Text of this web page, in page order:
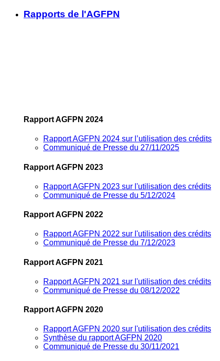
Rapports de l'AGFPN
Rapport AGFPN 2024
Rapport AGFPN 2024 sur l’utilisation des crédits
Communiqué de Presse du 27/11/2025
Rapport AGFPN 2023
Rapport AGFPN 2023 sur l'utilisation des crédits
Communiqué de Presse du 5/12/2024
Rapport AGFPN 2022
Rapport AGFPN 2022 sur l'utilisation des crédits
Communiqué de Presse du 7/12/2023
Rapport AGFPN 2021
Rapport AGFPN 2021 sur l'utilisation des crédits
Communiqué de Presse du 08/12/2022
Rapport AGFPN 2020
Rapport AGFPN 2020 sur l'utilisation des crédits
Synthèse du rapport AGFPN 2020
Communiqué de Presse du 30/11/2021